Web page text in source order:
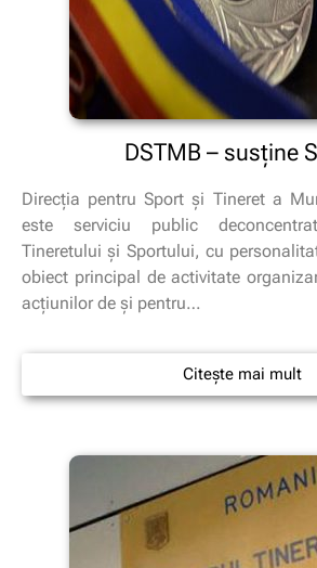
DSTMB – susţine
Direcţia pentru Sport şi Tineret a
este serviciu public
Tineretului şi Sportului, cu
obiect principal de activitate
acţiunilor de şi pentru…
Citește mai mult